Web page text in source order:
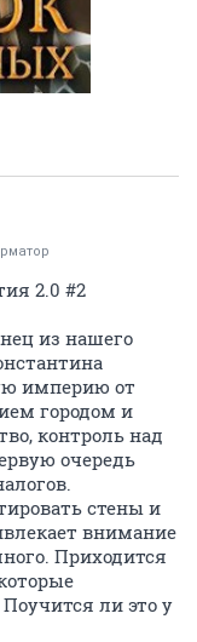
2.0 #2
из нашего
империю от
городом и
контроль над
очередь
стены и
внимание
Приходится
ли это у